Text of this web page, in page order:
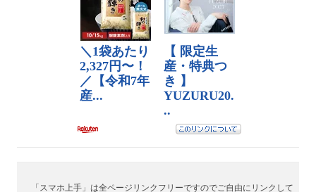
「スマホ上手」は全ページリンクフリーですのでご自由にリンクして